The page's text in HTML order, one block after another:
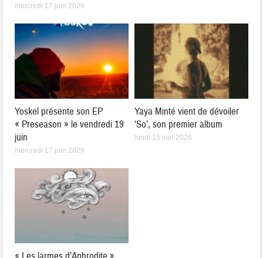
mercredi 17 juin 2026
Yoskel présente son EP
« Preseason » le vendredi 19
juin
mercredi 17 juin 2026
Yaya Minté vient de dévoiler
‘So’, son premier album
lundi 15 juin 2026